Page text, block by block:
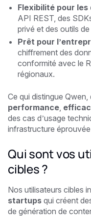
Flexibilité pour
API REST, des
privé et des outils
Prêt pour
chiffrement des
conformité avec le
régionaux.
Ce qui distingue Qwen,
performance
des cas d’usage
infrastructure
Qui sont vos
cibles ?
Nos utilisateurs cibles
startups qui créent
de génération de